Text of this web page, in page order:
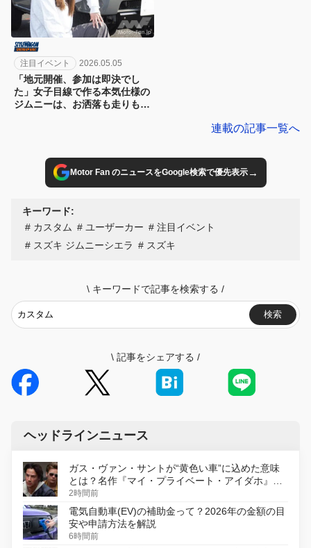
注目イベント 2026.05.05
「地元開催、参加は即決でし
た」女子目線で作る本気仕様の
ジムニーは、お洒落も走りも妥
連載の記事一覧へ
Motor Fan のニュースをGoogle検索で優先表示→
キーワード:
カスタム
ユーザーカー
注目イベント
スズキ ジムニーシエラ
スズキ
\ キーワードで記事を検索する /
検索
\ 記事をシェアする /
ヘッドラインニュース
ガス・ヴァン・サントが“黄色い車”に込めた意味
とは？名作『マイ・プライベート・アイダホ』が
初のデジタルリマスター版で復活
2時間前
電気自動車(EV)の補助金って？2026年の金額の目
安や申請方法を解説
6時間前